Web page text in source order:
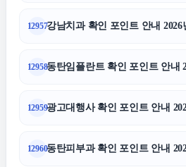
12957강남치과 확인 포인트 안내 2026
12958동탄임플란트 확인 포인트 안내
12959광고대행사 확인 포인트 안내
12960동탄피부과 확인 포인트 안내